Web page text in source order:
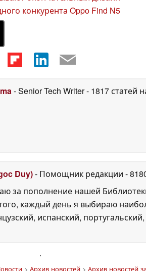
конкурента Oppo Find N5
- Senior Tech Writer- 1817 статей
Duy)- Помощник редакции -
за пополнение нашей
каждый день я выбираю
испанский,
'
> Архив новостей> Архив новостей